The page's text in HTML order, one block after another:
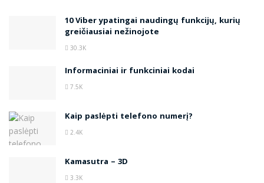
10 Viber ypatingai naudingų funkcijų, kurių
greičiausiai nežinojote
30.3K
Informaciniai ir funkciniai kodai
7.5K
Kaip paslėpti telefono numerį?
2.4K
Kamasutra – 3D
3.3K